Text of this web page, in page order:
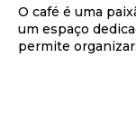
O café é uma
um espaço
permite